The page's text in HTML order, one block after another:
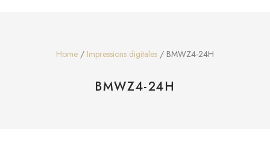
Home / Impressions digitales / BMWZ4-24H
BMWZ4-24H